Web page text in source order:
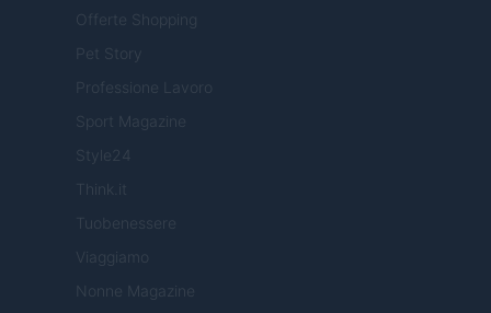
Offerte Shopping
Pet Story
Professione Lavoro
Sport Magazine
Style24
Think.it
Tuobenessere
Viaggiamo
Nonne Magazine